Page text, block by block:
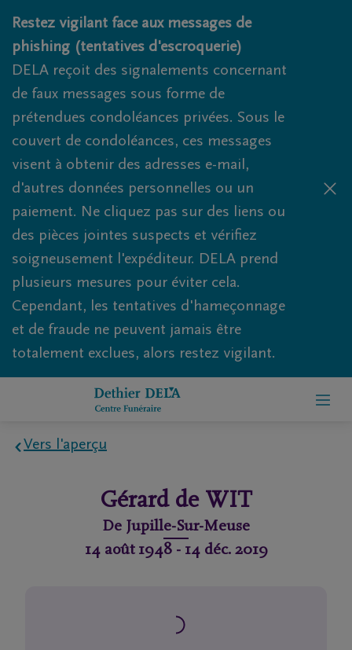
Obituaries.breadcrumbs.SkipLink
Restez vigilant face aux messages de
phishing (tentatives d'escroquerie)
DELA reçoit des signalements concernant
de faux messages sous forme de
prétendues condoléances privées. Sous le
couvert de condoléances, ces messages
visent à obtenir des adresses e-mail,
d'autres données personnelles ou un
paiement. Ne cliquez pas sur des liens ou
des pièces jointes suspects et vérifiez
soigneusement l'expéditeur. DELA prend
plusieurs mesures pour éviter cela.
Cependant, les tentatives d'hameçonnage
et de fraude ne peuvent jamais être
totalement exclues, alors restez vigilant.
Vers l'aperçu
Gérard de WIT
De Jupille-Sur-Meuse
14 août 1948- 14 déc. 2019